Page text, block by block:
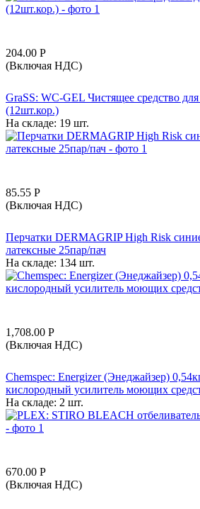
204.00 Р
(Включая НДС)
GraSS: WC-GEL Чистящее средство
(12шт.кор.)
На складе: 19 шт.
85.55 Р
(Включая НДС)
Перчатки DERMAGRIP High Risk
латексные 25пар/пач
На складе: 134 шт.
1,708.00 Р
(Включая НДС)
Chemspec: Energizer (Энеджайзер)
кислородный усилитель моющих
На складе: 2 шт.
670.00 Р
(Включая НДС)